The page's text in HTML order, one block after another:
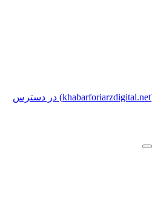
به دلیل فیلترینگ، دامنه جدید (khabarforiarzdigital.net) در دسترس